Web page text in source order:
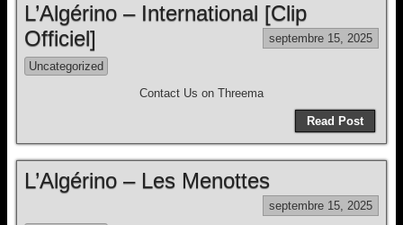
L’Algérino – International [Clip
Officiel]
septembre 15, 2025
Uncategorized
Contact Us on Threema
Read Post
L’Algérino – Les Menottes
septembre 15, 2025